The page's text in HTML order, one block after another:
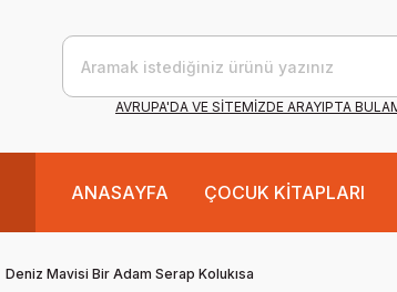
AVRUPA'DA VE SİTEMİZDE ARAYIPTA
ANASAYFA ÇOCUK KİTAPLARI
Deniz Mavisi Bir Adam Serap Kolukısa